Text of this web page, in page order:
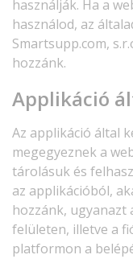
használják. Ha a
használod, az
Smartsupp.com,
hozzánk.
Applikáció
Az applikáció által
megegyeznek a
tárolásuk és
az applikációból,
hozzánk, ugyanazt
felületen, illetve a
platformon a